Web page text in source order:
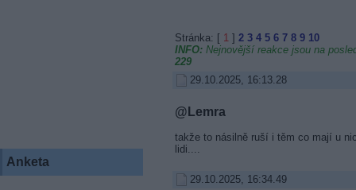
Anketa
Stránka: [ 1 ] 2 3 4 5 6 7 8 9 10
INFO:Nejnovější reakce jsou na
229
29.10.2025, 16:13.28
@Lemra
takže to násilně ruší i těm co mají u
lidi....
29.10.2025, 16:34.49